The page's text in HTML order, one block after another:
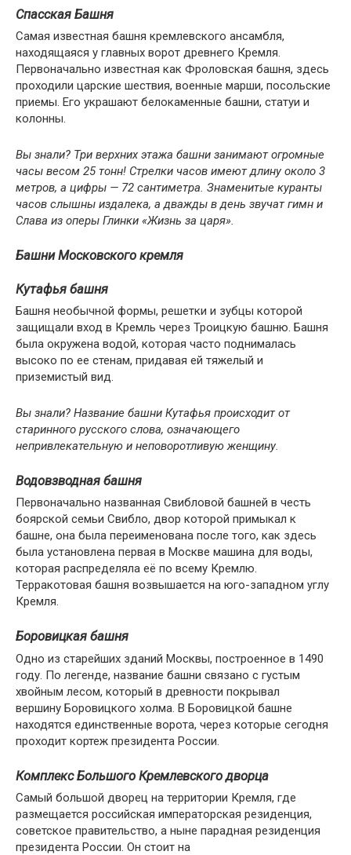
Спасская Башня
Самая известная башня кремлевского ансамбля,
находящаяся у главных ворот древнего Кремля.
Первоначально известная как Фроловская башня, здесь
проходили царские шествия, военные марши, посольские
приемы. Его украшают белокаменные башни, статуи и
колонны.
Вы знали? Три верхних этажа башни занимают огромные
часы весом 25 тонн! Стрелки часов имеют длину около 3
метров, а цифры — 72 сантиметра. Знаменитые куранты
часов слышны издалека, а дважды в день звучат гимн и
Слава из оперы Глинки «Жизнь за царя».
Башни Московского кремля
Кутафья башня
Башня необычной формы, решетки и зубцы которой
защищали вход в Кремль через Троицкую башню. Башня
была окружена водой, которая часто поднималась
высоко по ее стенам, придавая ей тяжелый и
приземистый вид.
Вы знали? Название башни Кутафья происходит от
старинного русского слова, означающего
непривлекательную и неповоротливую женщину.
Водовзводная башня
Первоначально названная Свибловой башней в честь
боярской семьи Свибло, двор которой примыкал к
башне, она была переименована после того, как здесь
была установлена первая в Москве машина для воды,
которая распределяла её по всему Кремлю.
Терракотовая башня возвышается на юго-западном углу
Кремля.
Боровицкая башня
Одно из старейших зданий Москвы, построенное в 1490
году. По легенде, название башни связано с густым
хвойным лесом, который в древности покрывал
вершину Боровицкого холма. В Боровицкой башне
находятся единственные ворота, через которые сегодня
проходит кортеж президента России.
Комплекс Большого Кремлевского дворца
Самый большой дворец на территории Кремля, где
размещается российская императорская резиденция,
советское правительство, а ныне парадная резиденция
президента России. Он стоит на